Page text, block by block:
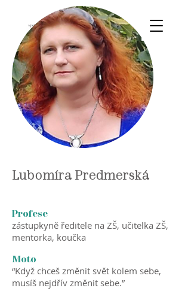
Lubomíra Predmerská
Profese
zástupkyně ředitele na ZŠ, učitelka ZŠ,
mentorka, koučka
Moto
“Když chceš změnit svět kolem sebe,
musíš nejdřív změnit sebe.”